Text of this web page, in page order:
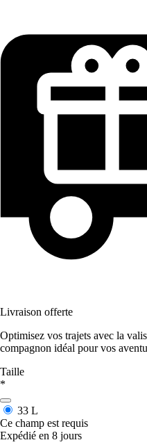
Livraison offerte
Optimisez vos trajets avec la
compagnon idéal pour vos
Taille
*
33 L
Ce champ est requis
Expédié en 8 jours